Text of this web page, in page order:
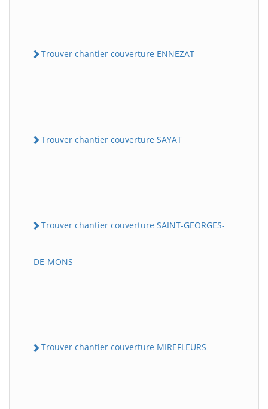
Trouver chantier couverture ENNEZAT
Trouver chantier couverture SAYAT
Trouver chantier couverture SAINT-GEORGES-
DE-MONS
Trouver chantier couverture MIREFLEURS